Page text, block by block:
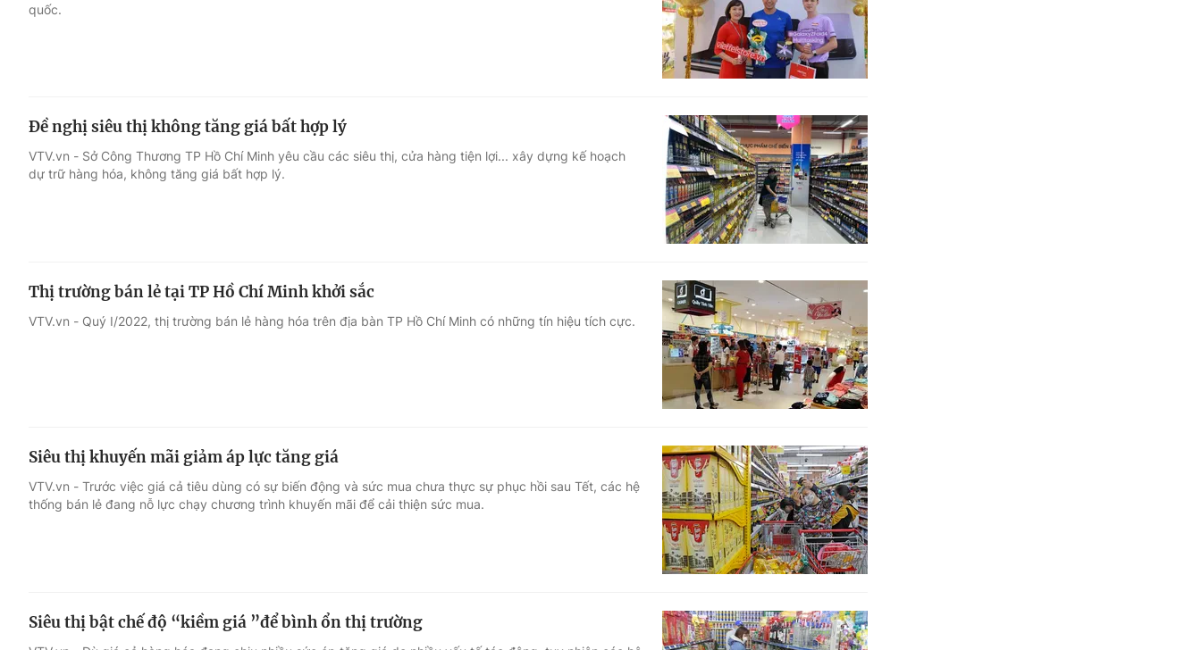
quốc.
Đề nghị siêu thị không tăng giá bất hợp lý
VTV.vn - Sở Công Thương TP Hồ Chí Minh yêu cầu các siêu thị, cửa hàng tiện lợi... xây dựng kế hoạch
dự trữ hàng hóa, không tăng giá bất hợp lý.
Thị trường bán lẻ tại TP Hồ Chí Minh khởi sắc
VTV.vn - Quý I/2022, thị trường bán lẻ hàng hóa trên địa bàn TP Hồ Chí Minh có những tín hiệu tích cực.
Siêu thị khuyến mãi giảm áp lực tăng giá
VTV.vn - Trước việc giá cả tiêu dùng có sự biến động và sức mua chưa thực sự phục hồi sau Tết, các hệ
thống bán lẻ đang nỗ lực chạy chương trình khuyến mãi để cải thiện sức mua.
Siêu thị bật chế độ “kiềm giá ”để bình ổn thị trường